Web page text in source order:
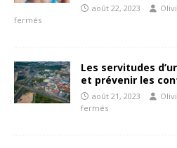
août 22, 2023
fermés
Les servitudes
et prévenir les
août 21, 2023
fermés